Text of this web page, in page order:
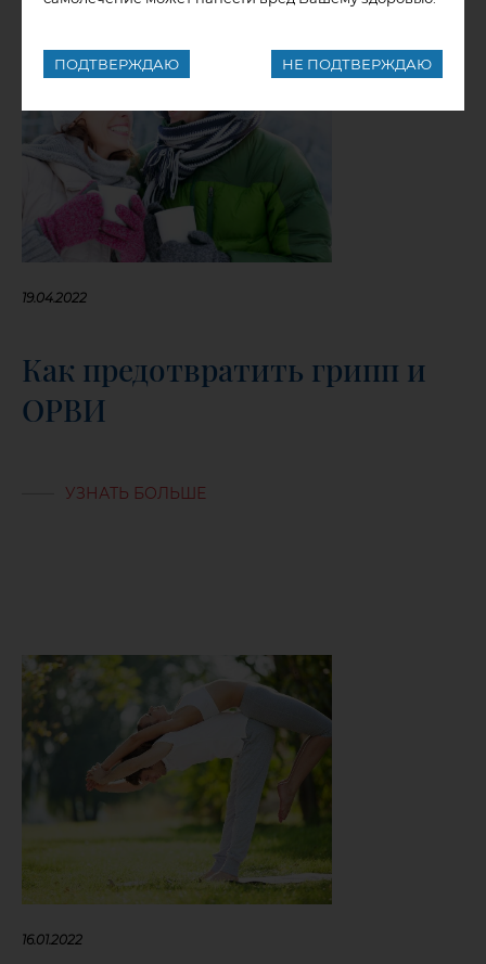
19.04.2022
Как предотвратить грипп и
ОРВИ
УЗНАТЬ БОЛЬШЕ
16.01.2022
ПОДТВЕРЖДАЮ НЕ ПОДТВЕРЖДАЮ